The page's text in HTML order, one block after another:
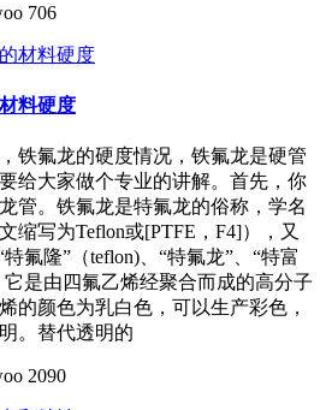
706
料硬度
铁氟龙的硬度情况，铁氟龙是硬管
给大家做个专业的讲解。首先，你
管。铁氟龙是特氟龙的俗称，学名
缩写为Teflon或[PTFE，F4]），又
氟隆”（teflon)、“特氟龙”、“特富
它是由四氟乙烯经聚合而成的高分子
的颜色为乳白色，可以生产彩色，
。替代透明的
2090